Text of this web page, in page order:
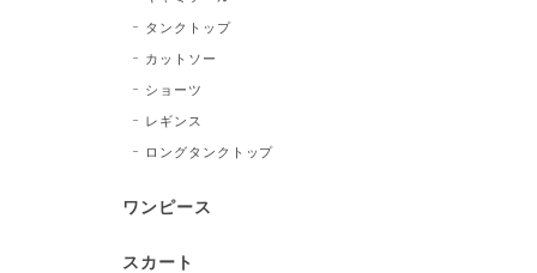
タンクトップ
カットソー
ショーツ
レギンス
ロングタンクトップ
ワンピース
スカート